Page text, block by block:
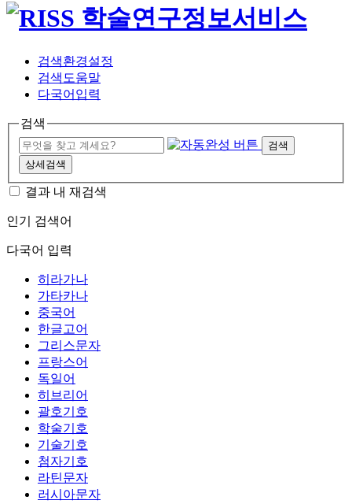
검색환경설정
검색도움말
다국어입력
검색
검색
상세검색
결과 내 재검색
인기 검색어
다국어 입력
히라가나
가타카나
중국어
한글고어
그리스문자
프랑스어
독일어
히브리어
괄호기호
학술기호
기술기호
첨자기호
라틴문자
러시아문자